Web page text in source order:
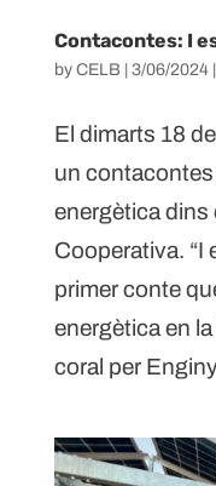
Contacontes: I
by CELB 3/06/2024|
El dimarts 18
un
energètica dins
Cooperativa. “I
primer conte
energètica en
coral per